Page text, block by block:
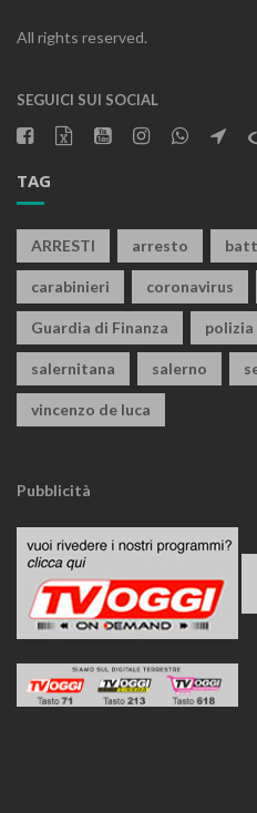
All rights reserved.
SEGUICI SUI SOCIAL
TAG
ARRESTI arresto
carabinieri coronavirus
Guardia di Finanza polizia
salernitana salerno
vincenzo de luca
Pubblicità